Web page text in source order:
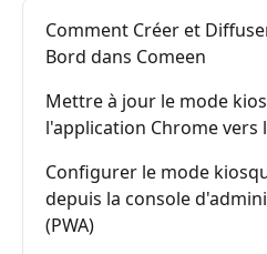
Comment Créer et
Bord dans Comeen
Mettre à jour le mode
l'application Chrome vers
Configurer le mode
depuis la console
(PWA)